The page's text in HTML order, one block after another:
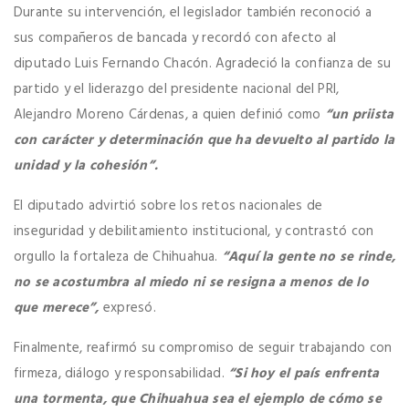
Durante su intervención, el legislador también reconoció a
sus compañeros de bancada y recordó con afecto al
diputado Luis Fernando Chacón. Agradeció la confianza de su
partido y el liderazgo del presidente nacional del PRI,
Alejandro Moreno Cárdenas, a quien definió como “un priista
con carácter y determinación que ha devuelto al partido la
unidad y la cohesión”.
El diputado advirtió sobre los retos nacionales de
inseguridad y debilitamiento institucional, y contrastó con
orgullo la fortaleza de Chihuahua. “Aquí la gente no se rinde,
no se acostumbra al miedo ni se resigna a menos de lo
que merece”, expresó.
Finalmente, reafirmó su compromiso de seguir trabajando con
firmeza, diálogo y responsabilidad. “Si hoy el país enfrenta
una tormenta, que Chihuahua sea el ejemplo de cómo se